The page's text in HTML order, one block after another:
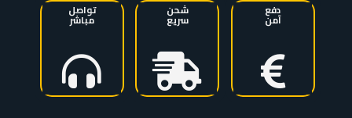
دفع
آمن
شحن
سريع
تواصل
مباشر